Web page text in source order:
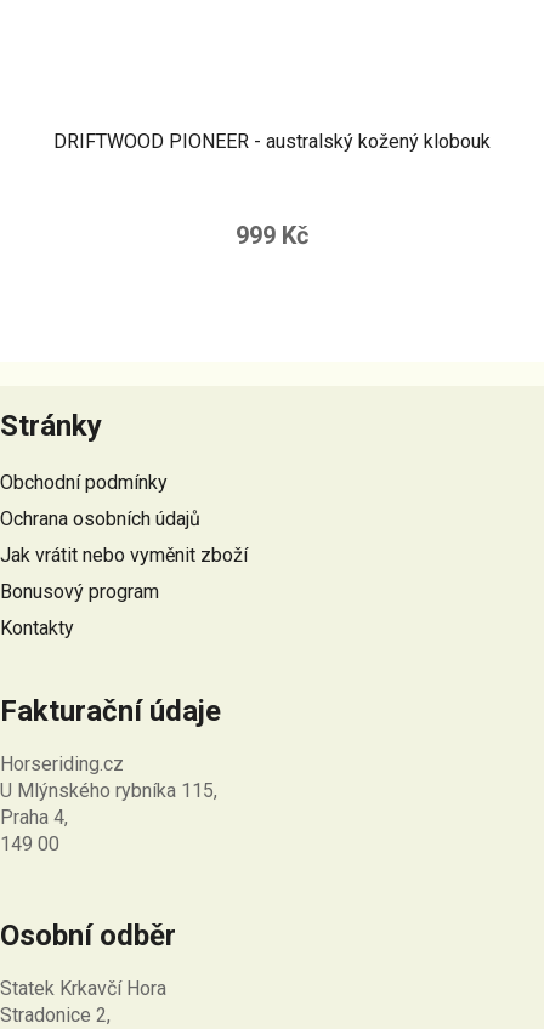
DRIFTWOOD PIONEER - australský kožený klobouk
999 Kč
á
p
a
í
Stránky
Obchodní podmínky
Ochrana osobních údajů
Jak vrátit nebo vyměnit zboží
Bonusový program
Kontakty
Fakturační údaje
Horseriding.cz
U Mlýnského rybníka 115,
Praha 4,
149 00
Osobní odběr
Statek Krkavčí Hora
Stradonice 2,